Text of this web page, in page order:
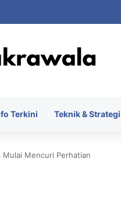
Ketiga
Terkini Teknik & Strategi
Mulai Mencuri Perhatian